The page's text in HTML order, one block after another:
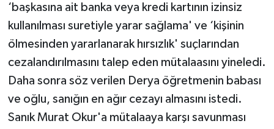
‘başkasına ait banka veya kredi kartının izinsiz
kullanılması suretiyle yarar sağlama' ve ‘kişinin
ölmesinden yararlanarak hırsızlık' suçlarından
cezalandırılmasını talep eden mütalaasını yineledi.
Daha sonra söz verilen Derya öğretmenin babası
ve oğlu, sanığın en ağır cezayı almasını istedi.
Sanık Murat Okur'a mütalaaya karşı savunması